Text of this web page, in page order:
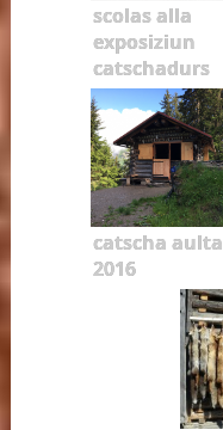
scolas alla
exposiziun
catschadurs
catscha aulta
2016